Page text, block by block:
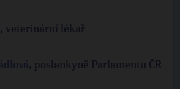
, veterinární lékař
, poslankyně Parlamentu ČR